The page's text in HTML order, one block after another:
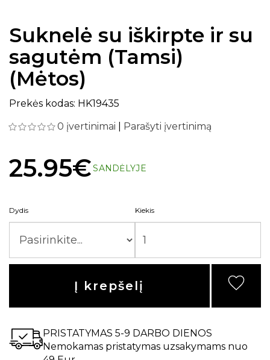
Suknelė su iškirpte ir su
sagutėm (Tamsi)
(Mėtos)
Prekės kodas: HK19435
0 įvertinimai
Parašyti įvertinimą
25.95€SANDĖLYJE
Dydis Kiekis
Į krepšelį
PRISTATYMAS 5-9 DARBO DIENOS
Nemokamas pristatymas uzsakymams nuo